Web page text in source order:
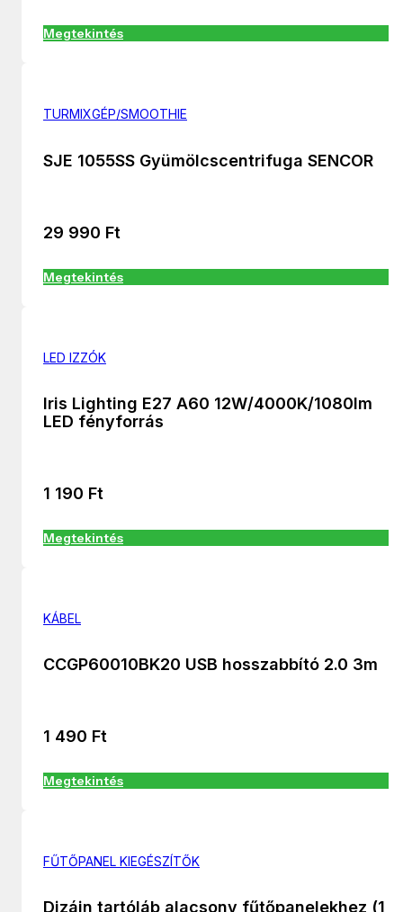
Megtekintés
TURMIXGÉP/SMOOTHIE
SJE 1055SS Gyümölcscentrifuga SENCOR
29 990 Ft
Megtekintés
LED IZZÓK
Iris Lighting E27 A60 12W/4000K/1080lm
LED fényforrás
1 190 Ft
Megtekintés
KÁBEL
CCGP60010BK20 USB hosszabbító 2.0 3m
1 490 Ft
Megtekintés
FŰTŐPANEL KIEGÉSZÍTŐK
Dizájn tartóláb alacsony fűtőpanelekhez (1